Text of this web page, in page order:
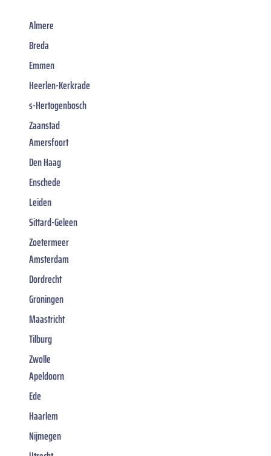
Almere
Breda
Emmen
Heerlen-Kerkrade
s-Hertogenbosch
Zaanstad
Amersfoort
Den Haag
Enschede
Leiden
Sittard-Geleen
Zoetermeer
Amsterdam
Dordrecht
Groningen
Maastricht
Tilburg
Zwolle
Apeldoorn
Ede
Haarlem
Nijmegen